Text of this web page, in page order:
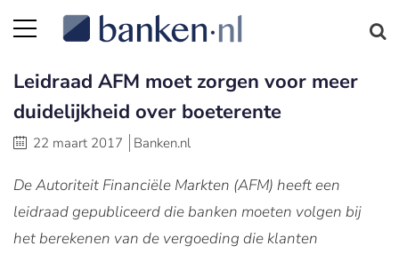
Leidraad AFM moet zorgen voor meer
duidelijkheid over boeterente
22 maart 2017 Banken.nl
De Autoriteit Financiële Markten (AFM) heeft een
leidraad gepubliceerd die banken moeten volgen bij
het berekenen van de vergoeding die klanten